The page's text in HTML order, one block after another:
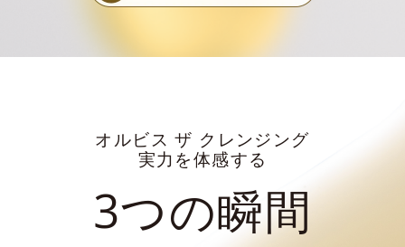
オルビス ザ クレンジング
実力を体感する
3つの瞬間